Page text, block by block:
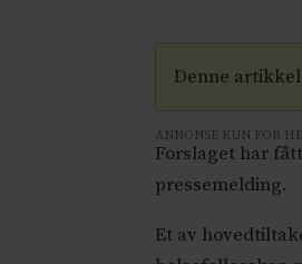
Denne
ANNONSE KUN FOR
Forslaget har
pressemelding.
Et av